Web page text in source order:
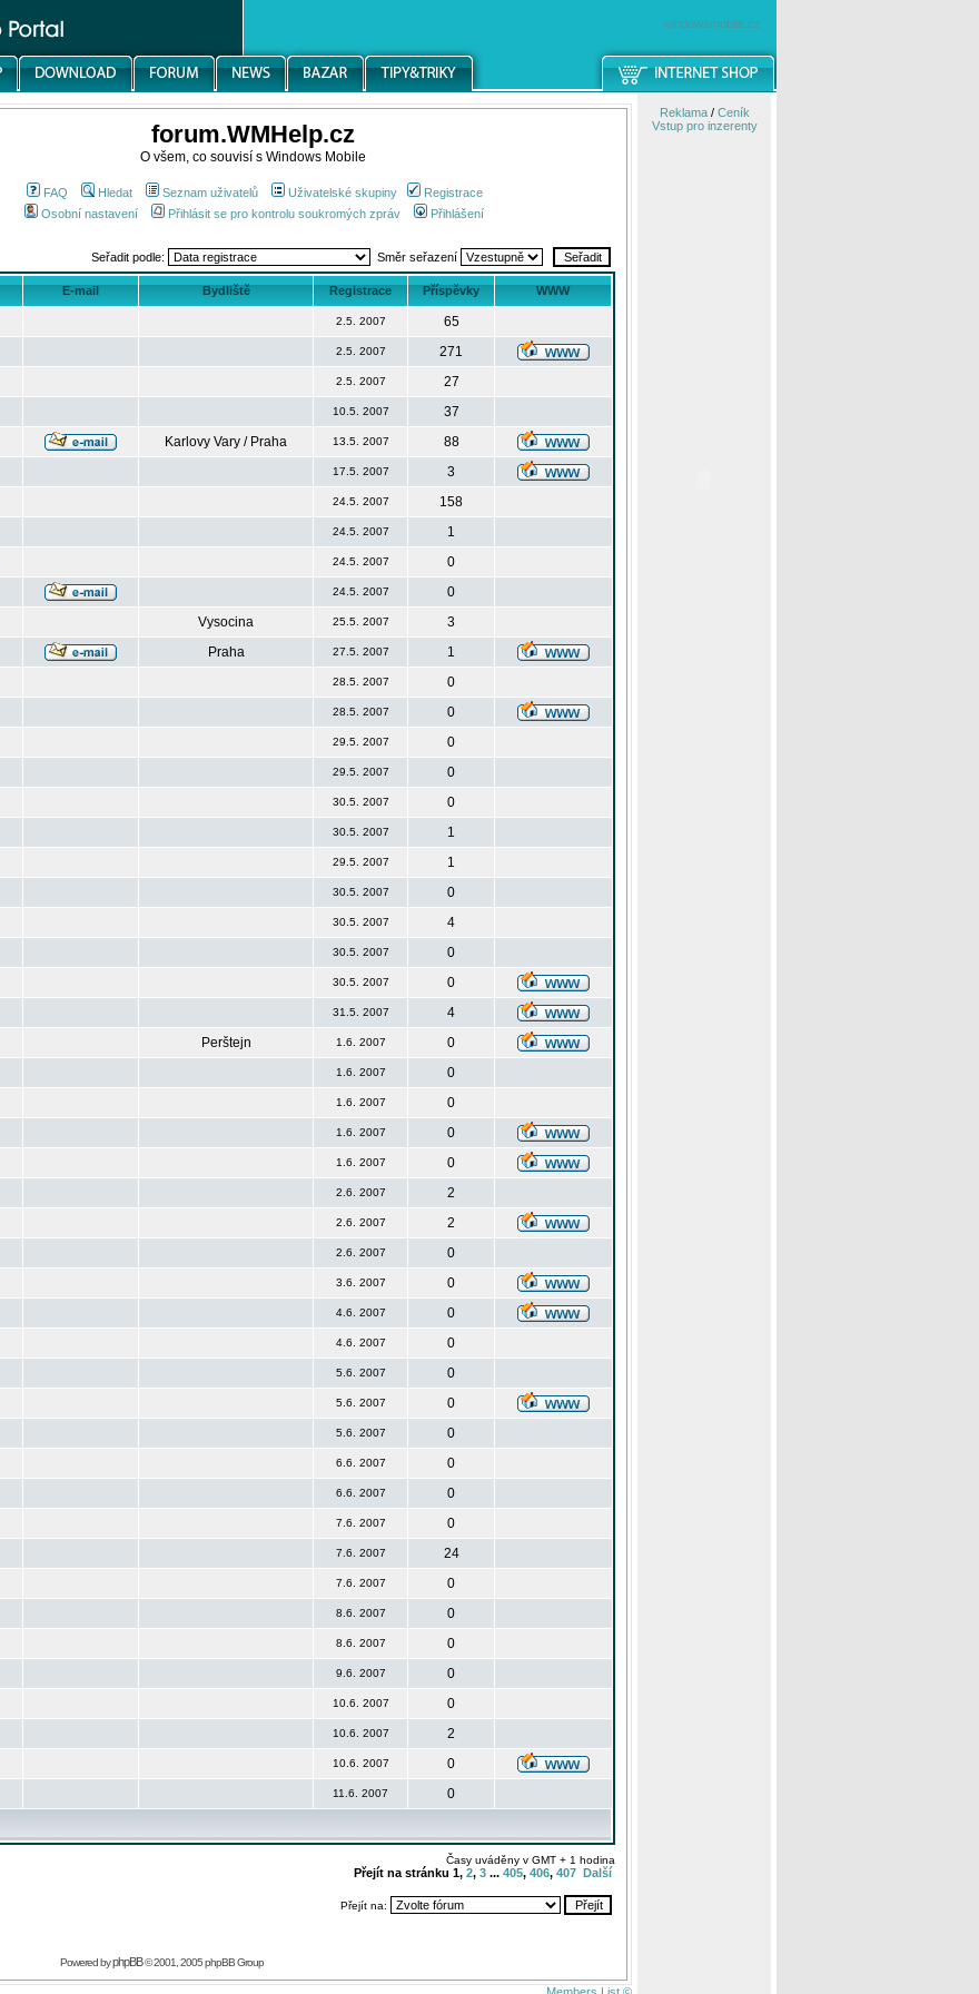
windowsmobile.cz
forum.WMHelp.cz
O všem, co souvisí s Windows Mobile
FAQ Hledat Seznam uživatelů Uživatelské skupiny
Registrace
Osobní nastavení
Přihlásit se pro kontrolu soukromých zpráv Přihlášení
Seřadit podle: Směr seřazení
E-mail Bydliště Registrace Příspěvky WWW
2.5. 2007
65
2.5. 2007
271
2.5. 2007
27
10.5. 2007
37
Karlovy Vary / Praha 13.5. 2007
88
17.5. 2007
3
24.5. 2007
158
24.5. 2007
1
24.5. 2007
0
24.5. 2007
0
Vysocina 25.5. 2007
3
Praha 27.5. 2007
1
28.5. 2007
0
28.5. 2007
0
29.5. 2007
0
29.5. 2007
0
30.5. 2007
0
30.5. 2007
1
29.5. 2007
1
30.5. 2007
0
30.5. 2007
4
30.5. 2007
0
30.5. 2007
0
31.5. 2007
4
Perštejn 1.6. 2007
0
1.6. 2007
0
1.6. 2007
0
1.6. 2007
0
1.6. 2007
0
2.6. 2007
2
2.6. 2007
2
2.6. 2007
0
3.6. 2007
0
4.6. 2007
0
4.6. 2007
0
5.6. 2007
0
5.6. 2007
0
5.6. 2007
0
6.6. 2007
0
6.6. 2007
0
7.6. 2007
0
7.6. 2007
24
7.6. 2007
0
8.6. 2007
0
8.6. 2007
0
9.6. 2007
0
10.6. 2007
0
10.6. 2007
2
10.6. 2007
0
11.6. 2007 0
Časy uváděny v GMT + 1 hodina
Přejít na stránku 1, 2, 3 ... 405, 406, 407 Další
Přejít na:
Powered byphpBB© 2001, 2005 phpBB Group
Reklama/ Ceník
Vstup pro inzerenty